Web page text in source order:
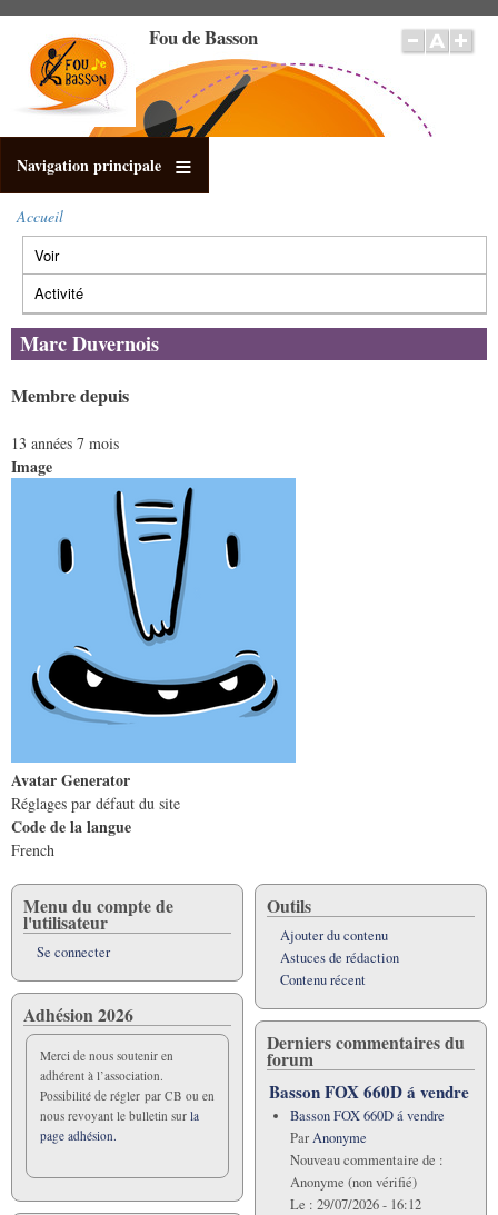
contenu
principal
Fou de Basson
Navigation principale
Fil
d'Ariane
Accueil
Onglets
principaux
Voir(onglet
actif)
Activité
Marc Duvernois
Membre depuis
13 années 7 mois
Image
Avatar Generator
Réglages par défaut du site
Code de la langue
French
Menu du compte de
l'utilisateur
Se connecter
Adhésion 2026
Merci de nous soutenir en
adhérent à l’association.
Possibilité de régler par CB ou en
nous revoyant le bulletin sur la
page adhésion.
Outils
Ajouter du contenu
Astuces de rédaction
Contenu récent
Derniers commentaires du
forum
Basson FOX 660D á vendre
Basson FOX 660D á vendre
ParAnonyme
Nouveau commentaire de :
Anonyme (non vérifié)
Le : 29/07/2026 - 16:12